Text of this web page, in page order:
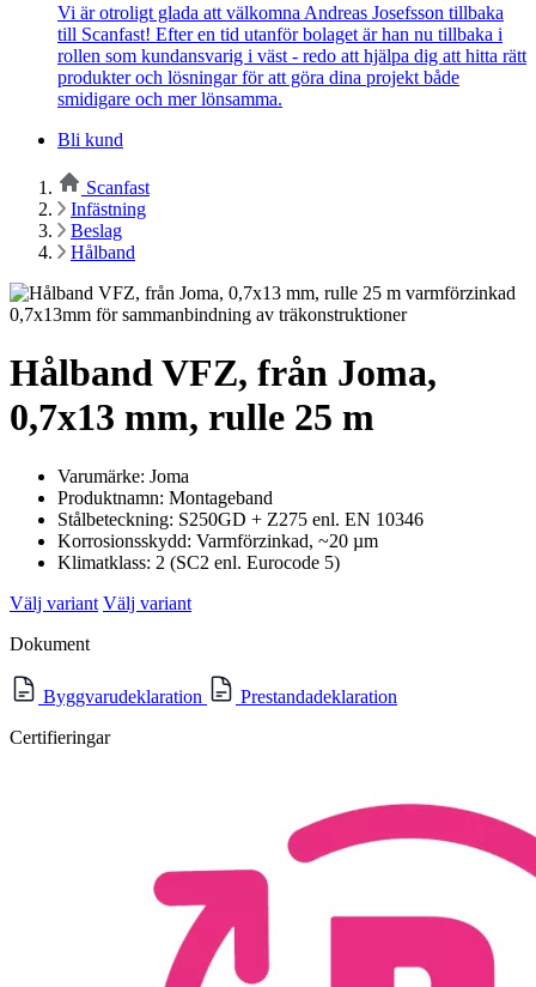
Vi är otroligt glada att välkomna Andreas Josefsson tillbaka
till Scanfast! Efter en tid utanför bolaget är han nu tillbaka i
rollen som kundansvarig i väst - redo att hjälpa dig att hitta rätt
produkter och lösningar för att göra dina projekt både
smidigare och mer lönsamma.
Bli kund
Scanfast
Infästning
Beslag
Hålband
Hålband VFZ, från Joma,
0,7x13 mm, rulle 25 m
Varumärke: Joma
Produktnamn: Montageband
Stålbeteckning: S250GD + Z275 enl. EN 10346
Korrosionsskydd: Varmförzinkad, ~20 µm
Klimatklass: 2 (SC2 enl. Eurocode 5)
Välj variant Välj variant
Dokument
Byggvarudeklaration
Prestandadeklaration
Certifieringar